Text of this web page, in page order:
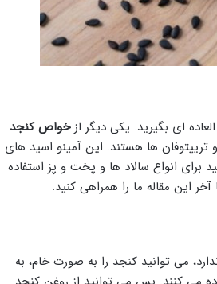
ای بگیرید. یکی دیگر ازخواص کنجد
ها هستند. این آمینو اسید های
انواع سالاد ها و پخت و پز استفاده
این مقاله ما را همراهی کنید.
می توانید کنجد را به صورت خام، به